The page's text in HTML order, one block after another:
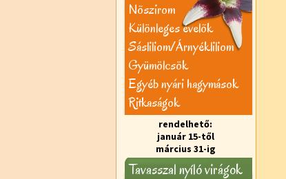
Nõszirom
Különleges évelõk
Sásliliom/Árnyékliliom
Gyümölcsök
Egyéb nyári hagymások
Ritkaságok
rendelhető:
január 15-től
március 31-ig
Tavasszal nyíló virágok